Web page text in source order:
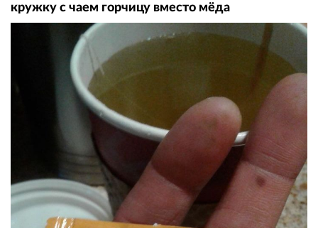
кружку с чаем горчицу вместо мёда